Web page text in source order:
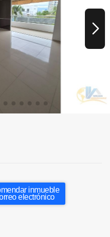
inmueble
electrónico